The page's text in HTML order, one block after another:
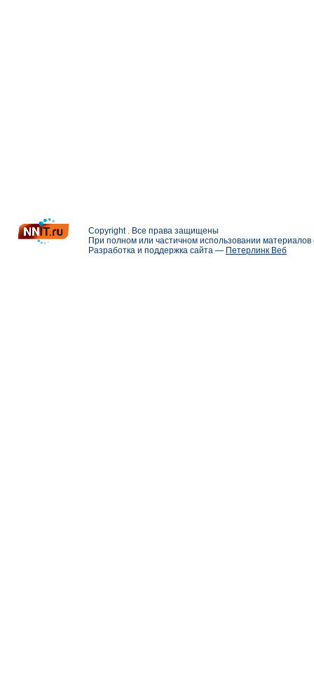
Copyright . Все права защищены
При полном или частичном использовании
Разработка и поддержка сайта — Петерлинк Веб